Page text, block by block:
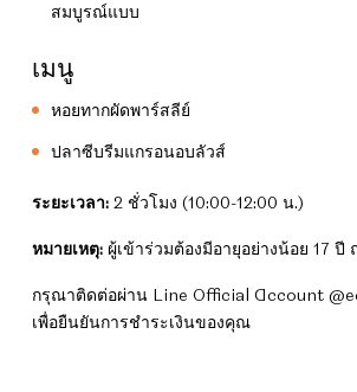
สมบูรณ์แบบ
เมนู
หอยทากผัดพาร์สลีย์
ปลาซีบรีมแกรอนอบลัวส์
ระยะเวลา: 2 ชั่วโมง (10:00-12:00 น.)
หมายเหตุ: ผู้เข้าร่วมต้องมีอายุอย่างน้อย 17 ปี
กรุณาติดต่อผ่าน Line Official Account
เพื่อยืนยันการชำระเงินของคุณ